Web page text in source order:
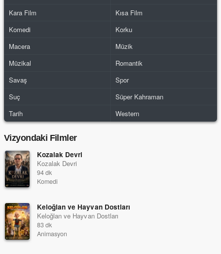
Kara Film
Kısa Film
Komedi
Korku
Macera
Müzik
Müzikal
Romantik
Savaş
Spor
Suç
Süper Kahraman
Tarih
Western
Vizyondaki Filmler
Kozalak Devri
Kozalak Devri
94 dk
Komedi
Keloğlan ve Hayvan Dostları
Keloğlan ve Hayvan Dostları
83 dk
Animasyon